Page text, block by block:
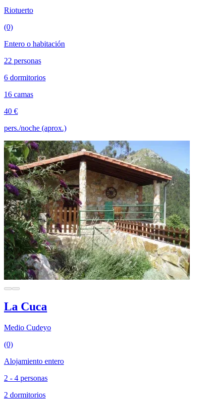
Riotuerto
(0)
Entero o habitación
22 personas
6 dormitorios
16 camas
40 €
pers./noche (aprox.)
La Cuca
Medio Cudeyo
(0)
Alojamiento entero
2 - 4 personas
2 dormitorios